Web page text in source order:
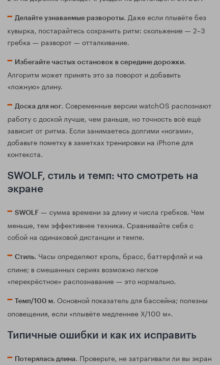
Делайте узнаваемые развороты. Даже если плывёте без
кувырка, постарайтесь сохранить ритм: скольжение — 2–3
гребка — разворот — отталкивание.
Избегайте частых остановок в середине дорожки.
Алгоритм может принять это за поворот и добавить
«ложную» длину.
Доска для ног. Современные версии watchOS распознают
работу с доской лучше, чем раньше, но точность всё ещё
зависит от ритма. Если занимаетесь долгими «ногами»,
добавьте пометку в заметках тренировки на iPhone для
контекста.
SWOLF, стиль и темп: что смотреть на
экране
SWOLF — сумма времени за длину и числа гребков. Чем
меньше, тем эффективнее техника. Сравнивайте себя с
собой на одинаковой дистанции и темпе.
Стиль. Часы определяют кроль, брасс, баттерфляй и на
спине; в смешанных сериях возможно легкое
«перекрёстное» распознавание — это нормально.
Темп/100 м. Основной показатель для бассейна; полезны
оповещения, если «плывёте медленнее X/100 м».
Типичные ошибки и как их исправить
Потерялась длина. Проверьте, не затрагивали ли вы экран